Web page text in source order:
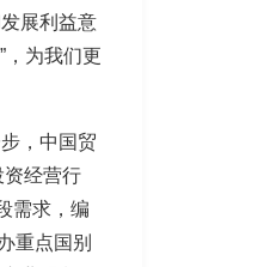
展利益意
，为我们更
，中国贸
资经营行
需求，编
重点国别